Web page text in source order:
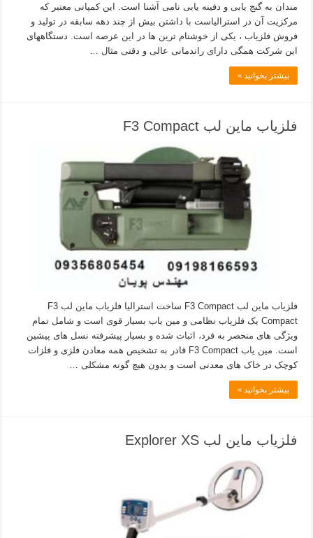
مندان به گنج یابی و دفینه یابی نامی آشنا است. این کمپانی معتبر که
مرکزیت آن در استرالیاست با داشتن بیش از چند دهه سابقه در تولید و
فروش فلزیاب ، یکی از خوشنام ترین ها در این عرصه است. دستگاههای
این شرکت همگی دارای راندمانی عالی و دقتی مثال …
بیشتر بخوانید »
فلزیاب ماین لب F3 Compact
فلزیاب ماین لب F3 Compact ساخت استرالیا فلزیاب ماین لب F3
Compact یک فلزیاب نظامی و مین یاب بسیار قوی است و شامل تمام
ویژگی های منحصر به فرد، اثبات شده و بسیار پیشرفته نسل های پیشین
است. مین یاب F3 Compact قادر به تشخیص همه معادن فلزی و فلزات
کوچک در خاک های معدنی است و بدون هیچ گونه مشکلی …
بیشتر بخوانید »
فلزیاب ماین لب Explorer XS